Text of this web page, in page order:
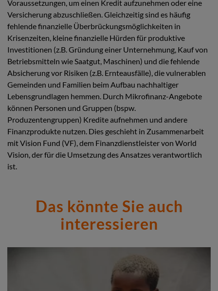
Voraussetzungen, um einen Kredit aufzunehmen oder eine
Versicherung abzuschließen. Gleichzeitig sind es häufig
fehlende finanzielle Überbrückungsmöglichkeiten in
Krisenzeiten, kleine finanzielle Hürden für produktive
Investitionen (z.B. Gründung einer Unternehmung, Kauf von
Betriebsmitteln wie Saatgut, Maschinen) und die fehlende
Absicherung vor Risiken (z.B. Ernteausfälle), die vulnerablen
Gemeinden und Familien beim Aufbau nachhaltiger
Lebensgrundlagen hemmen. Durch Mikrofinanz-Angebote
können Personen und Gruppen (bspw.
Produzentengruppen) Kredite aufnehmen und andere
Finanzprodukte nutzen. Dies geschieht in Zusammenarbeit
mit Vision Fund (VF), dem Finanzdienstleister von World
Vision, der für die Umsetzung des Ansatzes verantwortlich
ist.
Das könnte Sie auch
interessieren